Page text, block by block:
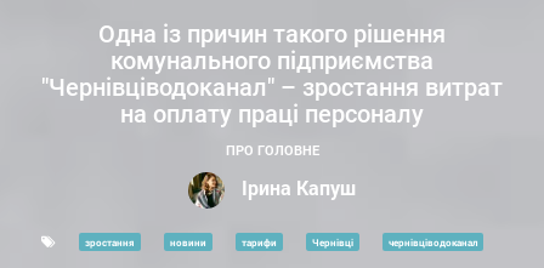
Одна із причин такого рішення
комунального підприємства
"Чернівціводоканал" – зростання витрат
на оплату праці персоналу
ПРО ГОЛОВНЕ
Ірина Капуш
зростання новини тарифи Чернівці чернівціводоканал